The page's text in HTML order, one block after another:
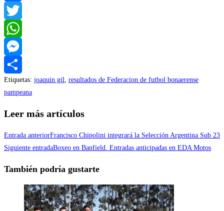
Facebook
Twitter
WhatsApp
Messenger
Compartir
Etiquetas: joaquin gil resultados de Federacion de futbol bonaerense
pampeana
Leer más artículos
Entrada anteriorFrancisco Chipolini integrará la Selección Argentina Sub 23
Siguiente entradaBoxeo en Banfield. Entradas anticipadas en EDA Motos
También podría gustarte